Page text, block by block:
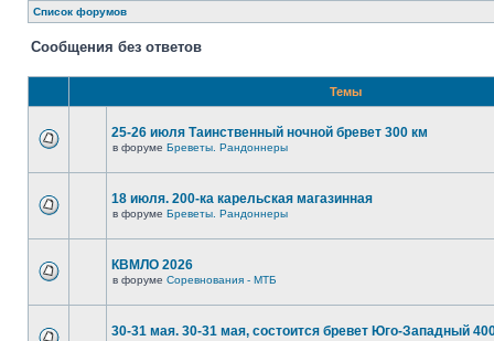
Список форумов
Сообщения без ответов
Темы
25-26 июля Таинственный ночной бревет 300 км
в форуме Бреветы. Рандоннеры
18 июля. 200-ка карельская магазинная
в форуме Бреветы. Рандоннеры
КВМЛО 2026
в форуме Соревнования - МТБ
30-31 мая. 30-31 мая, состоится бревет Юго-Западный